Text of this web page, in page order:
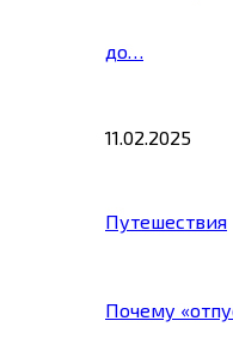
до…
11.02.2025
Путешествия
Почему